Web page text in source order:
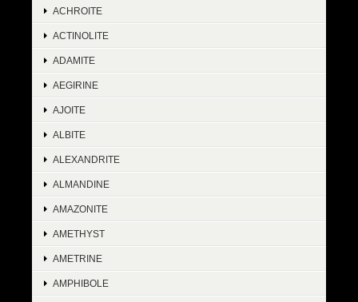
ACHROITE
ACTINOLITE
ADAMITE
AEGIRINE
AJOITE
ALBITE
ALEXANDRITE
ALMANDINE
AMAZONITE
AMETHYST
AMETRINE
AMPHIBOLE